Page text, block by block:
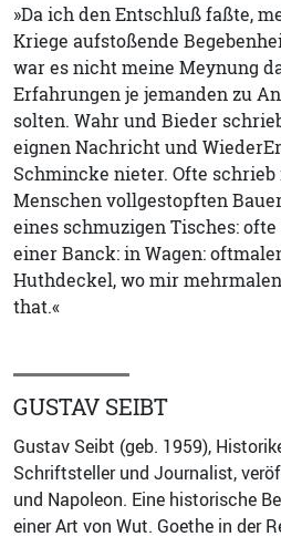
»Da ich den Entschluß faßte,
Kriege aufstoßende
war es nicht meine Meynung
Erfahrungen je jemanden zu
solten. Wahr und Bieder
eignen Nachricht und
Schmincke nieter. Ofte
Menschen vollgestopften
eines schmuzigen Tisches:
einer Banck: in Wagen:
Huthdeckel, wo mir
that.«
GUSTAV SEIBT
Gustav Seibt (geb. 1959),
Schriftsteller und Journalist,
und Napoleon. Eine historische
einer Art von Wut. Goethe in der